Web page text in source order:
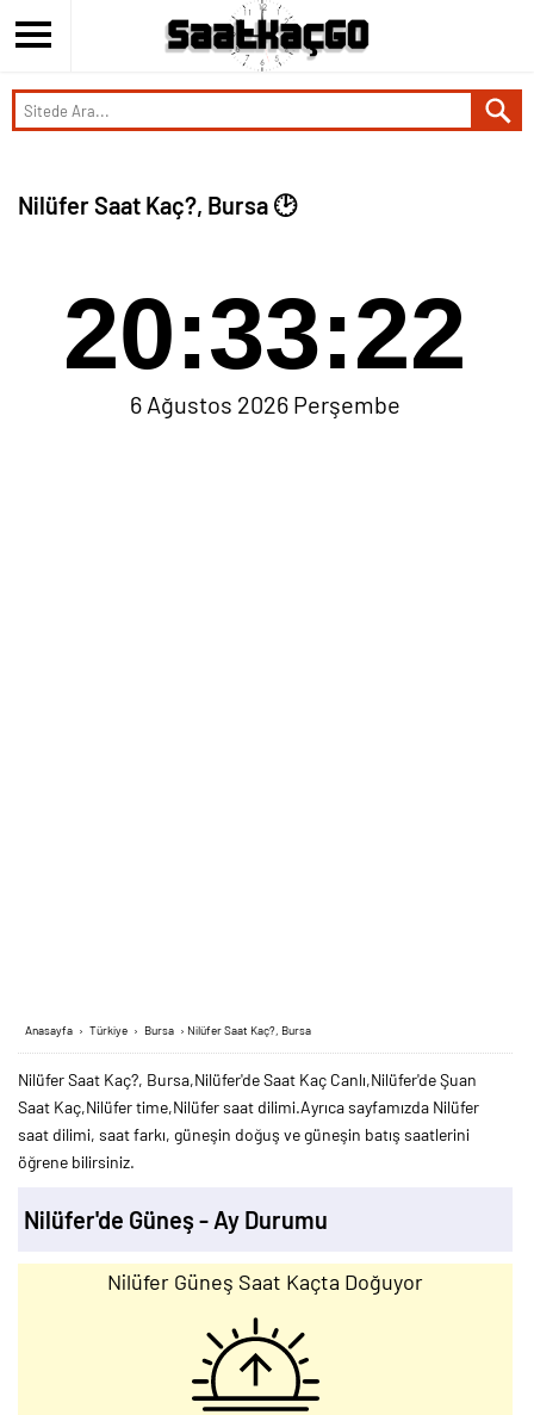
Nilüfer Saat Kaç?, Bursa 🕑
20:33:22
6 Ağustos 2026 Perşembe
Anasayfa › Türkiye › Bursa › Nilüfer Saat Kaç?, Bursa
Nilüfer Saat Kaç?, Bursa,Nilüfer'de Saat Kaç Canlı,Nilüfer'de Şuan
Saat Kaç,Nilüfer time,Nilüfer saat dilimi.Ayrıca sayfamızda Nilüfer
saat dilimi, saat farkı, güneşin doğuş ve güneşin batış saatlerini
öğrene bilirsiniz.
Nilüfer'de Güneş - Ay Durumu
Nilüfer Güneş Saat Kaçta Doğuyor